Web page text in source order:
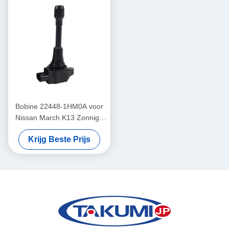
Bobine 22448-1HM0A voor
Nissan March K13 Zonnige
N17 Sylphy B17 Tiida C12
Krijg Beste Prijs